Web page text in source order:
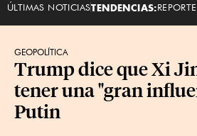
ÚLTIMAS NOTICIASTENDENCIAS:
GEOPOLÍTICA
Trump dice que Xi
tener una "gran
Putin